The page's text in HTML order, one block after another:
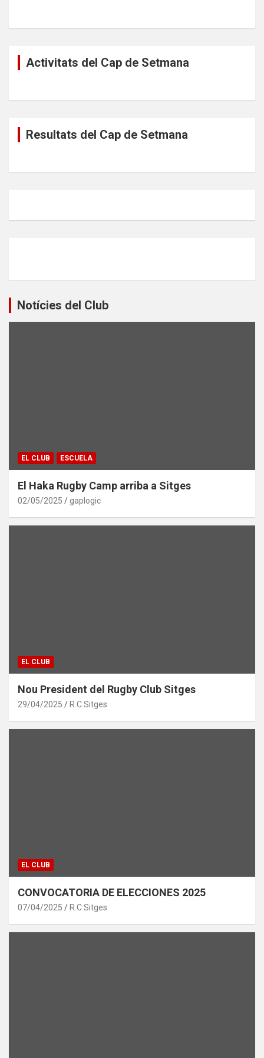
Activitats del Cap de Setmana
Resultats del Cap de Setmana
Notícies del Club
EL CLUB ESCUELA
El Haka Rugby Camp arriba a Sitges
02/05/2025 gaplogic
EL CLUB
Nou President del Rugby Club Sitges
29/04/2025 R.C.Sitges
EL CLUB
CONVOCATORIA DE ELECCIONES 2025
07/04/2025 R.C.Sitges